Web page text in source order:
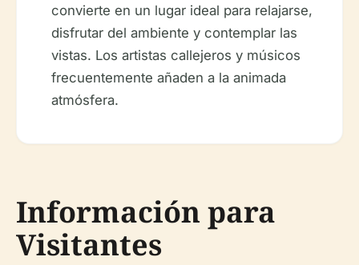
convierte en un lugar ideal para relajarse,
disfrutar del ambiente y contemplar las
vistas. Los artistas callejeros y músicos
frecuentemente añaden a la animada
atmósfera.
Información para
Visitantes